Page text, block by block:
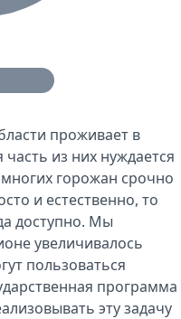
проживает в
из них нуждается
горожан срочно
и естественно, то
доступно. Мы
увеличивалось
пользоваться
программа
эту задачу